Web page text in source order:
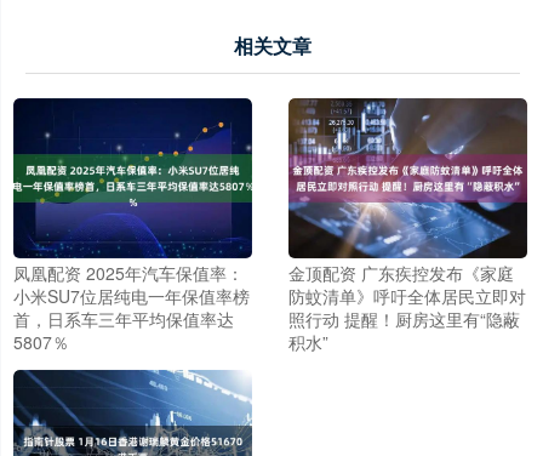
相关文章
凤凰配资 2025年汽车保值率：
小米SU7位居纯电一年保值率榜
首，日系车三年平均保值率达
5807％
金顶配资 广东疾控发布《家庭
防蚊清单》呼吁全体居民立即对
照行动 提醒！厨房这里有“隐蔽
积水”